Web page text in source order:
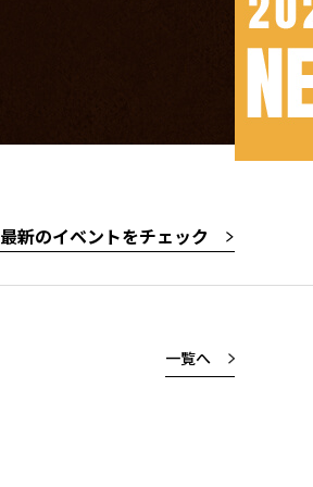
最新のイベントをチェック
一覧へ